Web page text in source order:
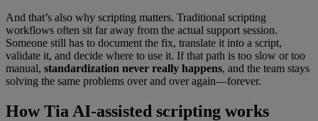
And that’s also why scripting matters. Traditional scripting
workflows often sit far away from the actual support session.
Someone still has to document the fix, translate it into a script,
validate it, and decide where to use it. If that path is too slow or too
manual, standardization never really happens, and the team stays
solving the same problems over and over again—forever.
How Tia AI-assisted scripting works